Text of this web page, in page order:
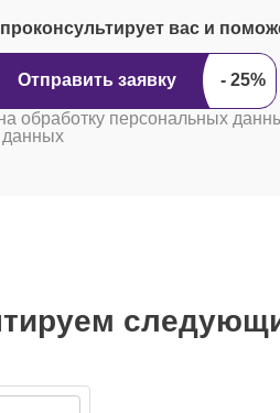
вас и
Отправить заявку
обработку персональных
данных